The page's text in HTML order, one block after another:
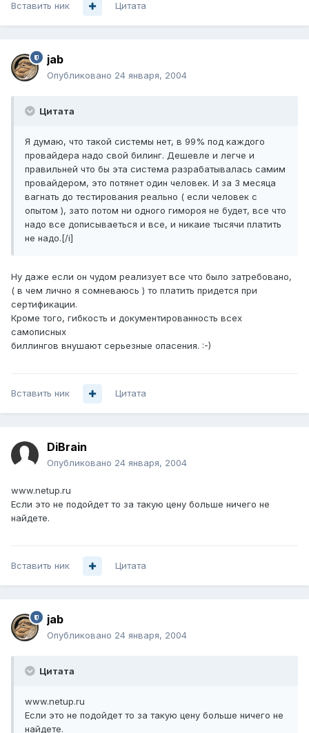
Вставить ник Цитата
jab
Опубликовано 24 января, 2004
Цитата
Я думаю, что такой системы нет, в 99% под каждого
провайдера надо свой билинг. Дешевле и легче и
правильней что бы эта система разрабатывалась самим
провайдером, это потянет один человек. И за 3 месяца
вагнать до тестирования реально ( если человек с
опытом ), зато потом ни одного гимороя не будет, все что
надо все дописываеться и все, и никаие тысячи платить
не надо.[/i]
Ну даже если он чудом реализует все что было затребовано,
( в чем лично я сомневаюсь ) то платить придется при
сертификации.
Кроме того, гибкость и документированность всех
самописных
биллингов внушают серьезные опасения. :-)
Вставить ник Цитата
DiBrain
Опубликовано 24 января, 2004
www.netup.ru
Если это не подойдет то за такую цену больше ничего не
найдете.
Вставить ник Цитата
jab
Опубликовано 24 января, 2004
Цитата
www.netup.ru
Если это не подойдет то за такую цену больше ничего не
найдете.